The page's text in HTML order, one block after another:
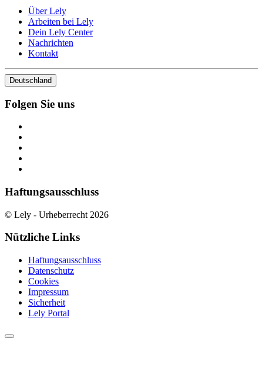
Über Lely
Arbeiten bei Lely
Dein Lely Center
Nachrichten
Kontakt
Deutschland
Folgen Sie uns
Haftungsausschluss
© Lely - Urheberrecht 2026
Nützliche Links
Haftungsausschluss
Datenschutz
Cookies
Impressum
Sicherheit
Lely Portal